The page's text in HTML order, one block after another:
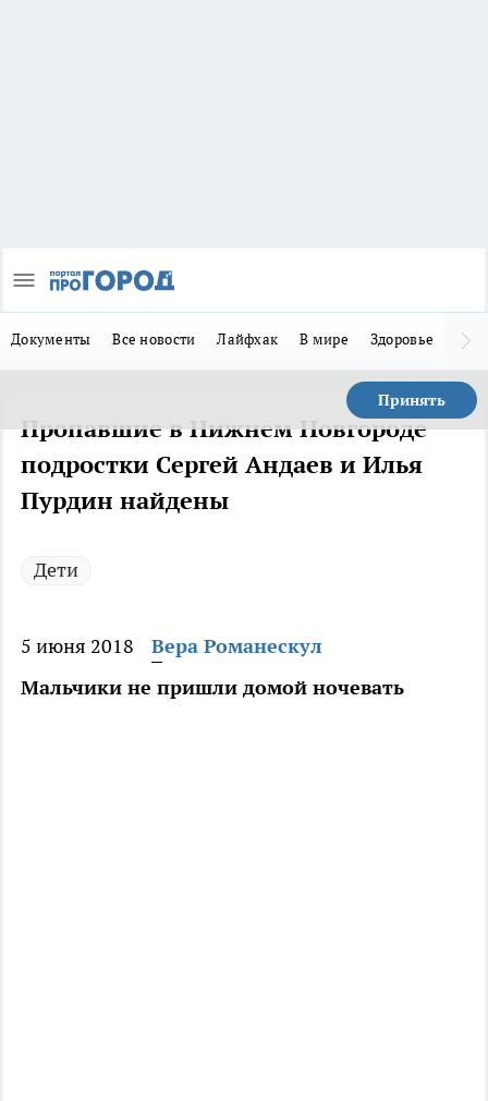
Документы Все новости Лайфхак В мире Здоровье
Принять
Пропавшие в Нижнем Новгороде
подростки Сергей Андаев и Илья
Пурдин найдены
Дети
5 июня 2018
Вера Романескул
Мальчики не пришли домой ночевать